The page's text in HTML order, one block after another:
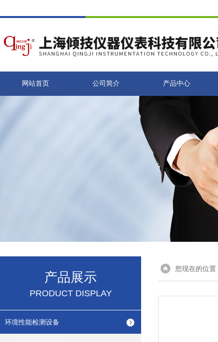
网站首页 公司简介 产品中心
产品展示
PRODUCT DISPLAY
环境性能检测设备
您现在的位置